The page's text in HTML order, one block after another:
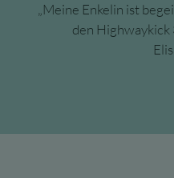
„Meine Enkelin ist
den Highwaykick